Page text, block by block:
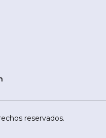
reservados.